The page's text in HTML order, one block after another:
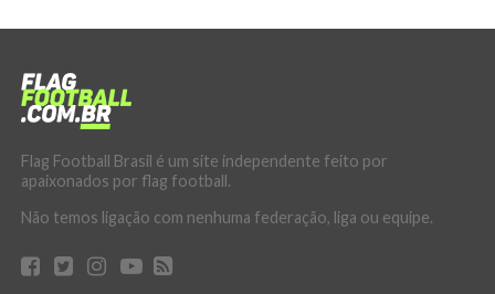
Flag Football Brasil é um site independente feito por
apaixonados por flag football.
Não temos ligação com nenhuma federação, liga ou equipe.